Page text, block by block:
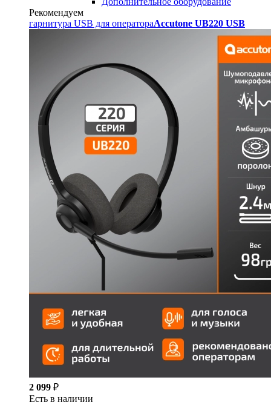
Рекомендуем
гарнитура USB для оператораAccutone UB220 USB
2 099 ₽
Есть в наличии